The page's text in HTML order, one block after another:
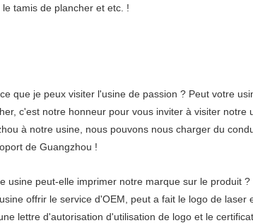
le tamis de plancher et etc. !
que je peux visiter l'usine de passion ? Peut votre
c'est notre honneur pour vous inviter à visiter
à notre usine, nous pouvons nous charger du
de Guangzhou !
usine peut-elle imprimer notre marque sur le produit ?
offrir le service d'OEM, peut a fait le logo de
lettre d'autorisation d'utilisation de logo et le